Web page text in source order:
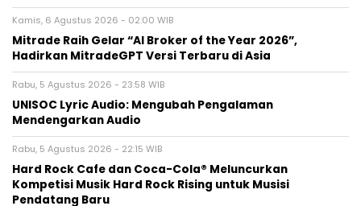
Kamis, 6 Agustus 2026 - 02:00 WIB
Mitrade Raih Gelar “AI Broker of the Year 2026”,
Hadirkan MitradeGPT Versi Terbaru di Asia
Rabu, 5 Agustus 2026 - 23:58 WIB
UNISOC Lyric Audio: Mengubah Pengalaman
Mendengarkan Audio
Rabu, 5 Agustus 2026 - 22:15 WIB
Hard Rock Cafe dan Coca-Cola® Meluncurkan
Kompetisi Musik Hard Rock Rising untuk Musisi
Pendatang Baru